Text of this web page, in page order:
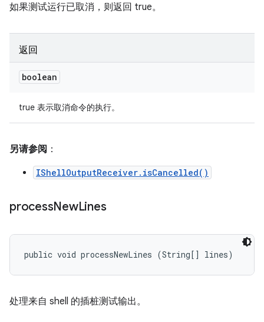
如果测试运行已取消，则返回 true。
返回
boolean
true 表示取消命令的执行。
另请参阅 ：
IShellOutputReceiver.isCancelled()
processNewLines
public void processNewLines (String[] lines)
处理来自 shell 的插桩测试输出。